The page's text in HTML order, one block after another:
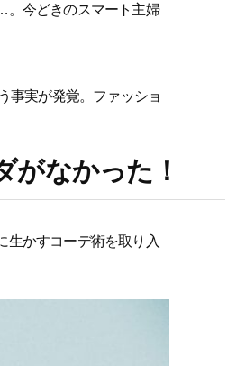
今どきのスマート主婦
事実が発覚。ファッショ
なかった！
生かすコーデ術を取り入